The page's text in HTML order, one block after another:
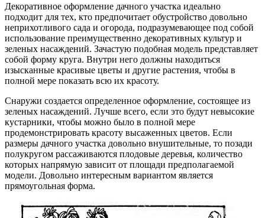
Декоративное оформление дачного участка идеально
подходит для тех, кто предпочитает обустройство довольно
неприхотливого сада и огорода, подразумевающее под собой
использование преимущественно декоративных культур и
зеленых насаждений. Зачастую подобная модель представляет
собой форму круга. Внутри него должны находиться
изысканные красивые цветы и другие растения, чтобы в
полной мере показать всю их красоту.
Снаружи создается определенное оформление, состоящее из
зеленых насаждений. Лучше всего, если это будут невысокие
кустарники, чтобы можно было в полной мере
продемонстрировать красоту высаженных цветов. Если
размеры дачного участка довольно внушительные, то позади
полукругом рассаживаются плодовые деревья, количество
которых напрямую зависит от площади предполагаемой
модели. Довольно интересным вариантом является
прямоугольная форма.